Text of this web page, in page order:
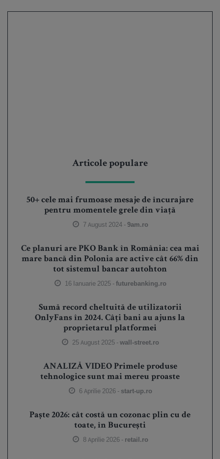
Articole populare
50+ cele mai frumoase mesaje de încurajare
pentru momentele grele din viață
7 August 2024 -9am.ro
Ce planuri are PKO Bank în România: cea mai
mare bancă din Polonia are active cât 66% din
tot sistemul bancar autohton
16 Ianuarie 2025 -futurebanking.ro
Sumă record cheltuită de utilizatorii
OnlyFans în 2024. Câți bani au ajuns la
proprietarul platformei
25 August 2025 -wall-street.ro
ANALIZĂ VIDEO Primele produse
tehnologice sunt mai mereu proaste
6 Aprilie 2026 - start-up.ro
Paște 2026: cât costă un cozonac plin cu de
toate, în București
8 Aprilie 2026 - retail.ro